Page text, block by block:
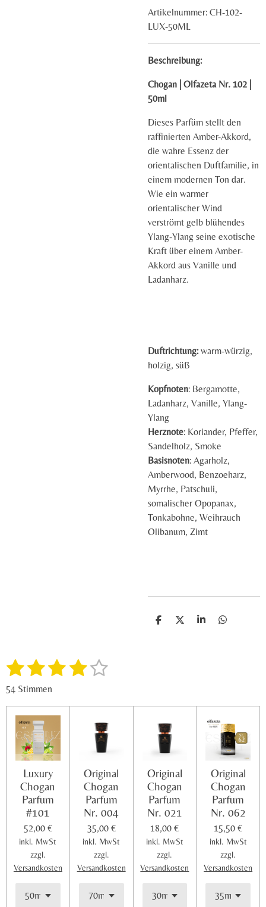
Artikelnummer: CH-102-
LUX-50ML
Beschreibung:
Chogan | Olfazeta Nr. 102 |
50ml
Dieses Parfüm stellt den
raffinierten Amber-Akkord,
die wahre Essenz der
orientalischen Duftfamilie, in
einem modernen Ton dar.
Wie ein warmer
orientalischer Wind
verströmt gelb blühendes
Ylang-Ylang seine exotische
Kraft über einem Amber-
Akkord aus Vanille und
Ladanharz.
Duftrichtung:warm-würzig,
holzig, süß
Kopfnoten: Bergamotte,
Ladanharz, Vanille, Ylang-
Ylang
Herznote: Koriander, Pfeffer,
Sandelholz, Smoke
Basisnoten: Agarholz,
Amberwood, Benzoeharz,
Myrrhe, Patschuli,
somalischer Opopanax,
Tonkabohne, Weihrauch
Olibanum, Zimt
T
T
T
T
B
e
w
e
1
S
t
2
S
t
e
r
n
e
3
S
t
r
n
e
4
t
5
t
e
r
e
B
r
t
u
n
b
s
e
n
e
n
54 Stimmen
Luxury
Chogan
Parfum
#101
52,00 €
inkl. MwSt
zzgl.
Versandkosten
Original
Chogan
Parfum
Nr. 004
35,00 €
inkl. MwSt
zzgl.
Versandkosten
Original
Chogan
Parfum
Nr. 021
18,00 €
inkl. MwSt
zzgl.
Versandkosten
Original
Chogan
Parfum
Nr. 062
15,50 €
inkl. MwSt
zzgl.
Versandkosten